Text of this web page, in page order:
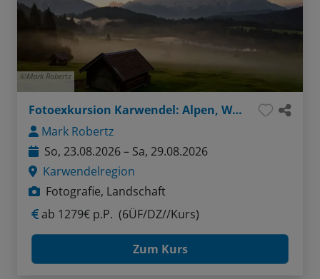
Mark Robertz
Fotoexkursion Karwendel: Alpen, Wasser, Felsen
Mark Robertz
So, 23.08.2026 – Sa, 29.08.2026
Karwendelregion
Fotografie, Landschaft
ab 1279€ p.P. (6ÜF/DZ//Kurs)
Zum Kurs